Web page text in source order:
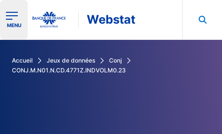
Ouvrir le menu de navigation
MENU Webstat
Accueil Jeux de données
Conj
CONJ.M.N01.N.CD.4771Z.INDVOLM0.23